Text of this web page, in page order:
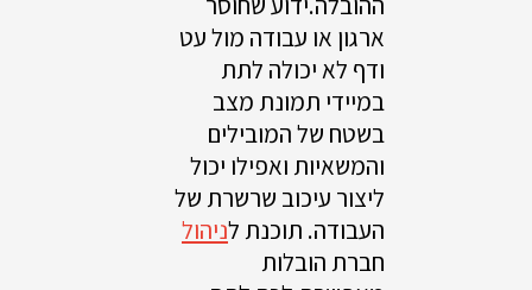
ארגון או עבודה מול עט
ודף לא יכולה לתת
במיידי תמונת מצב
בשטח של המובילים
והמשאיות ואפילו יכול
ליצור עיכוב שרשרת של
העבודה. תוכנת לניהול
חברת הובלות